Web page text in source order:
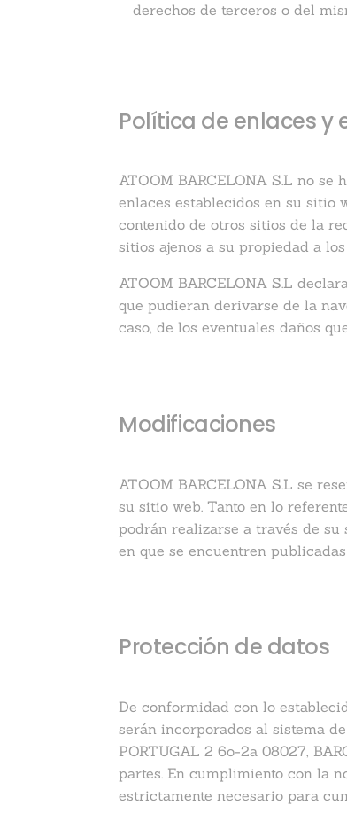
derechos de terceros o del
Política de enlaces y
ATOOM BARCELONA S.L no
enlaces establecidos en su sitio
contenido de otros sitios de la
sitios ajenos a su propiedad a
ATOOM BARCELONA S.L
que pudieran derivarse de la
caso, de los eventuales daños
Modificaciones
ATOOM BARCELONA S.L se
su sitio web. Tanto en lo
podrán realizarse a través de
en que se encuentren
Protección de datos
De conformidad con lo
serán incorporados al sistema
PORTUGAL 2 6o-2a 08027,
partes. En cumplimiento con la
estrictamente necesario para